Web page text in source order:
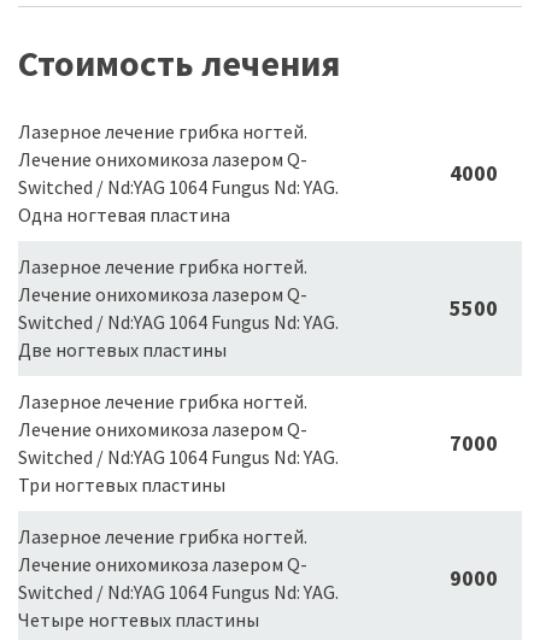
Стоимость лечения
Лазерное лечение грибка ногтей.
Лечение онихомикоза лазером Q-
Switched / Nd:YAG 1064 Fungus Nd: YAG.
Одна ногтевая пластина
4000
Лазерное лечение грибка ногтей.
Лечение онихомикоза лазером Q-
Switched / Nd:YAG 1064 Fungus Nd: YAG.
Две ногтевых пластины
5500
Лазерное лечение грибка ногтей.
Лечение онихомикоза лазером Q-
Switched / Nd:YAG 1064 Fungus Nd: YAG.
Три ногтевых пластины
7000
Лазерное лечение грибка ногтей.
Лечение онихомикоза лазером Q-
Switched / Nd:YAG 1064 Fungus Nd: YAG.
Четыре ногтевых пластины
9000